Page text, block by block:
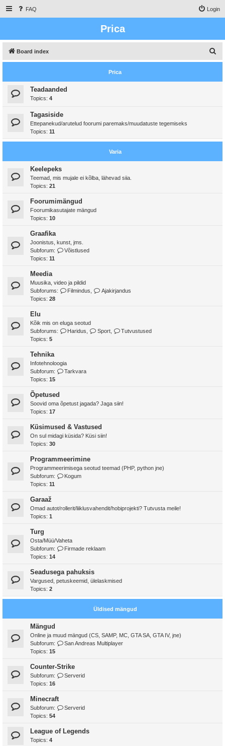
FAQ Login
Prica
Board index
e
Prica
Teadaanded
Topics: 4
Tagasiside
Ettepanekud/arutelud foorumi paremaks/muudatuste tegemiseks
Topics: 11
Varia
Keelepeks
Teemad, mis mujale ei kõlba, lähevad siia.
Topics: 21
Foorumimängud
Foorumikasutajate mängud
Topics: 10
Graafika
Joonistus, kunst, jms.
Subforum:
Võistlused
Topics: 11
Meedia
Muusika, video ja pildid
Subforums:
Filmindus
Ajakirjandus
Topics: 28
Elu
Kõik mis on eluga seotud
Subforums:
Haridus Sport,
Tutvustused
Topics: 5
Tehnika
Infotehnoloogia
Subforum:
Tarkvara
Topics: 15
Õpetused
Soovid oma õpetust jagada? Jaga siin!
Topics: 17
Küsimused & Vastused
On sul midagi küsida? Küsi siin!
Topics: 30
Programmeerimine
Programmeerimisega seotud teemad (PHP, python jne)
Subforum:
Kogum
Topics: 11
Garaaž
Omad autot/rollerit/liiklusvahendit/hobiprojekti? Tutvusta meile!
Topics: 1
Turg
Osta/Müü/Vaheta
Subforum:
Firmade reklaam
Topics: 14
Seadusega pahuksis
Vargused, petuskeemid, ülelaskmised
Topics: 2
Üldised mängud
Mängud
Online ja muud mängud (CS, SAMP, MC, GTA SA, GTA IV, jne)
Subforum:
San Andreas Multiplayer
Topics: 15
Counter-Strike
Subforum:
Serverid
Topics: 16
Minecraft
Subforum:
Serverid
Topics: 54
League of Legends
Topics: 4